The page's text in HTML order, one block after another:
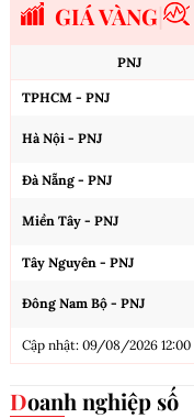
GIÁ VÀNG
PNJ
TPHCM - PNJ
Hà Nội - PNJ
Đà Nẵng - PNJ
Miền Tây - PNJ
Tây Nguyên - PNJ
Đông Nam Bộ - PNJ
Cập nhật: 09/08/2026 12:00
Doanh nghiệp số